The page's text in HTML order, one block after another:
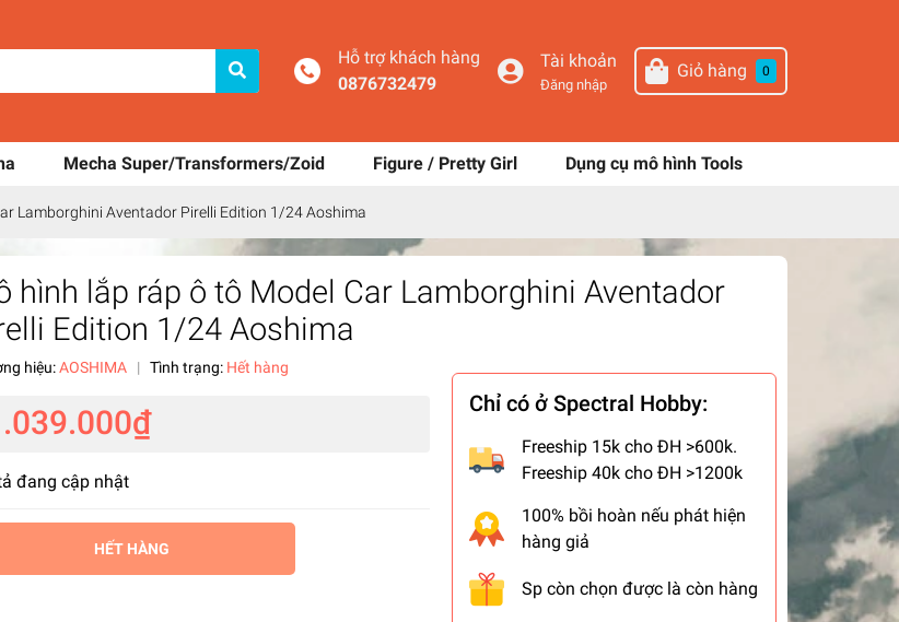
Hỗ trợ khách hàng
0876732479
Tài khoản
Đăng nhập
Giỏ hàng 0
Mecha Super/Transformers/Zoid Figure / Pretty Girl Dụng cụ mô hình Tools
Lamborghini Aventador Pirelli Edition 1/24 Aoshima
hình lắp ráp ô tô Model Car Lamborghini Aventador
Edition 1/24 Aoshima
hiệu:AOSHIMA | Tình trạng: Hết hàng
đang cập nhật
HẾT HÀNG
Chỉ có ở Spectral Hobby:
Freeship 15k cho ĐH >600k.
Freeship 40k cho ĐH >1200k
100% bồi hoàn nếu phát hiện
hàng giả
Sp còn chọn được là còn hàng